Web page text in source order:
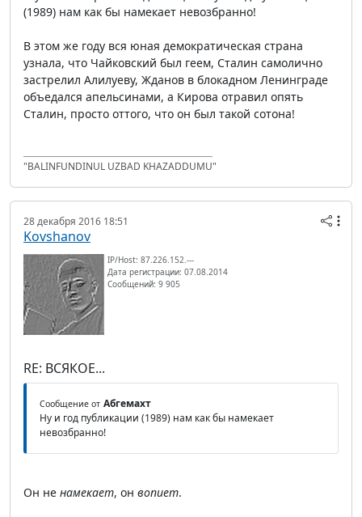
(1989) нам как бы намекает невозбранно!
В этом же году вся юная демократическая страна
узнала, что Чайковский был геем, Сталин самолично
застрелил Алилуеву, Жданов в блокадном Ленинграде
объедался апельсинами, а Кирова отравил опять
Сталин, просто оттого, что он был такой сотона!
"BALINFUNDINUL UZBAD KHAZADDUMU"
28 декабря 2016 18:51
Kovshanov
IP/Host: 87.226.152.---
Дата регистрации: 07.08.2014
Сообщений: 9 905
RE: ВСЯКОЕ...
Сообщение от Абгемахт
Ну и год публикации (1989) нам как бы намекает
невозбранно!
Он не намекает, он вопиет.